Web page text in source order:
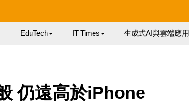
EduTech IT Times 生成式AI與雲端應用
仍遠高於iPhone